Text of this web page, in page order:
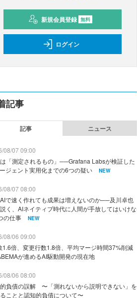
新規会員登録 無料
ログイン
記事
記事 ニュース
08/07 09:00
「測定されるもの」──Grafana Labsが検証した
ジェント実用化までの6つの疑い
NEW
08/07 08:00
で速く作れても成果は増えないのか──及川卓也
く、AIネイティブ時代に人間が手放してはいけな
の仕事
NEW
08/06 09:00
1.6倍、変更行数1.8倍、平均マージ時間37%削減
が進めるAI駆動開発の現在地
08/06 08:00
負債の誤解 〜「測れないから説明できない」を
ことと認知的負債について〜